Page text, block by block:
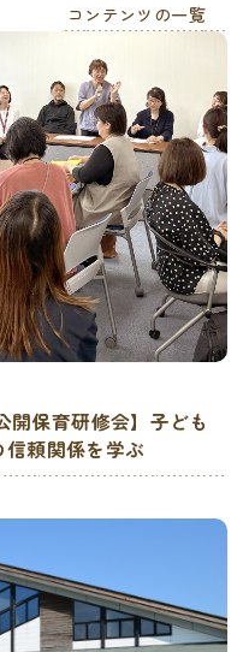
コンテンツの一覧
開保育研修会】子ども
頼関係を学ぶ